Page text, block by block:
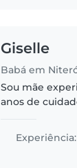
Giselle
Babá em
Sou mãe
anos de
socorros e
tarefas
disponível
Experiência: